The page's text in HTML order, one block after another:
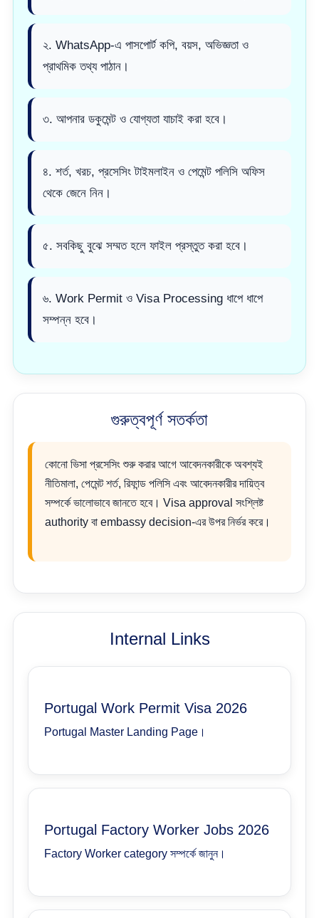
২. WhatsApp-এ পাসপোর্ট কপি, বয়স, অভিজ্ঞতা ও
প্রাথমিক তথ্য পাঠান।
৩. আপনার ডকুমেন্ট ও যোগ্যতা যাচাই করা হবে।
৪. শর্ত, খরচ, প্রসেসিং টাইমলাইন ও পেমেন্ট পলিসি অফিস
থেকে জেনে নিন।
৫. সবকিছু বুঝে সম্মত হলে ফাইল প্রস্তুত করা হবে।
৬. Work Permit ও Visa Processing ধাপে ধাপে
সম্পন্ন হবে।
গুরুত্বপূর্ণ সতর্কতা
কোনো ভিসা প্রসেসিং শুরু করার আগে আবেদনকারীকে অবশ্যই
নীতিমালা, পেমেন্ট শর্ত, রিফান্ড পলিসি এবং আবেদনকারীর দায়িত্ব
সম্পর্কে ভালোভাবে জানতে হবে। Visa approval সংশ্লিষ্ট
authority বা embassy decision-এর উপর নির্ভর করে।
Internal Links
Portugal Work Permit Visa 2026
Portugal Master Landing Page।
Portugal Factory Worker Jobs 2026
Factory Worker category সম্পর্কে জানুন।